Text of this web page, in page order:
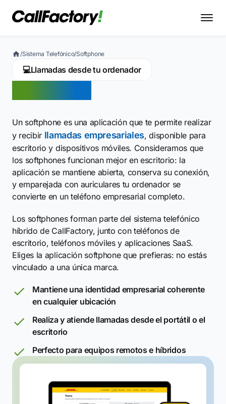
/Sistema Telefónico/Softphone
💻Llamadas desde tu ordenador
Un softphone es una aplicación que te permite realizar
y recibir llamadas empresariales, disponible para
escritorio y dispositivos móviles. Consideramos que
los softphones funcionan mejor en escritorio: la
aplicación se mantiene abierta, conserva su conexión,
y emparejada con auriculares tu ordenador se
convierte en un teléfono empresarial completo.
Los softphones forman parte del sistema telefónico
híbrido de CallFactory, junto con teléfonos de
escritorio, teléfonos móviles y aplicaciones SaaS.
Eliges la aplicación softphone que prefieras: no estás
vinculado a una única marca.
Mantiene una identidad empresarial coherente
en cualquier ubicación
Realiza y atiende llamadas desde el portátil o el
escritorio
Perfecto para equipos remotos e híbridos